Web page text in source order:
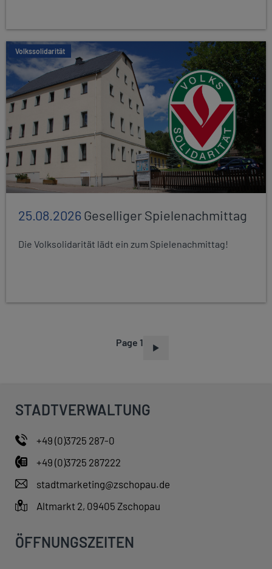
Volkssolidarität
25.08.2026Geselliger Spielenachmittag
Die Volksolidarität lädt ein zum Spielenachmittag!
Page 1
STADTVERWALTUNG
+49 (0)3725 287-0
+49 (0)3725 287222
stadtmarketing@zschopau.de
Altmarkt 2, 09405 Zschopau
ÖFFNUNGSZEITEN